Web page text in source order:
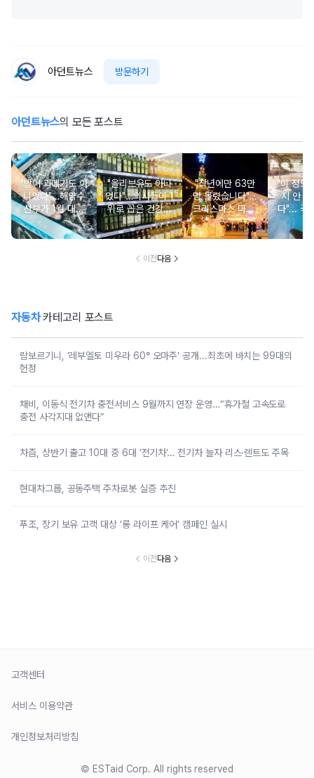
아던트뉴스 방문하기
아던트뉴스의 모든 포스트
"방어·과메기도 아
니었다"…해양수
산부가 1월 대표
보양식으로 선정
한 의외의 '수산물'
"올리브유도 아니
었다"…의사들이 1
위로 꼽은 건강에
좋은 이 '오일' 대
체 뭐길래
"작년에만 63만
명 몰렸습니다"...
크리스마스 마켓·
봄꽃 돔 등 이색
무료 축제
"이 정도
지 안 가
다"... 국
00% 자
천
이전다음
자동차카테고리 포스트
람보르기니, ‘레부엘토 미우라 60° 오마주’ 공개...최초에 바치는 99대의
헌정
채비, 이동식 전기차 충전서비스 9월까지 연장 운영…“휴가철 고속도로
충전 사각지대 없앤다”
차즘, 상반기 출고 10대 중 6대 ‘전기차’… 전기차 늘자 리스·렌트도 주목
현대차그룹, 공동주택 주차로봇 실증 추진
푸조, 장기 보유 고객 대상 ‘롱 라이프 케어’ 캠페인 실시
이전다음
고객센터
서비스 이용약관
개인정보처리방침
© ESTaid Corp. All rights reserved